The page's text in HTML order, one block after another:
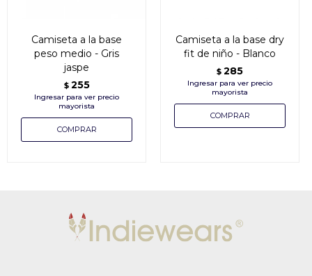
Camiseta a la base
peso medio - Gris
jaspe
$ 255
Camiseta a la base dry
fit de niño - Blanco
$ 285